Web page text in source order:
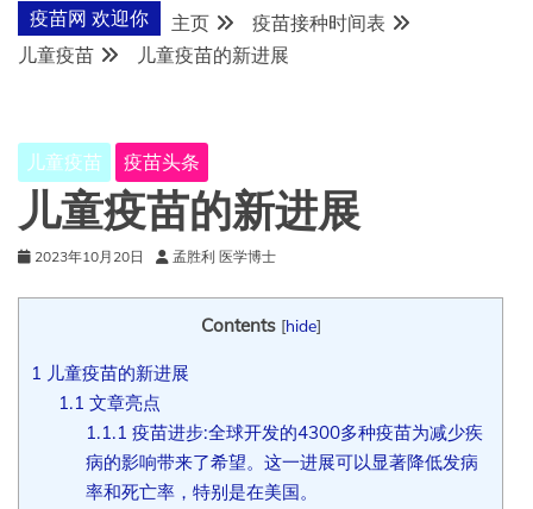
疫苗网 欢迎你 主页
疫苗接种时间表
儿童疫苗
儿童疫苗的新进展
儿童疫苗 疫苗头条
儿童疫苗的新进展
2023年10月20日 孟胜利 医学博士
Contents [hide]
1 儿童疫苗的新进展
1.1 文章亮点
1.1.1 疫苗进步:全球开发的4300多种疫苗为减少疾
病的影响带来了希望。这一进展可以显著降低发病
率和死亡率，特别是在美国。